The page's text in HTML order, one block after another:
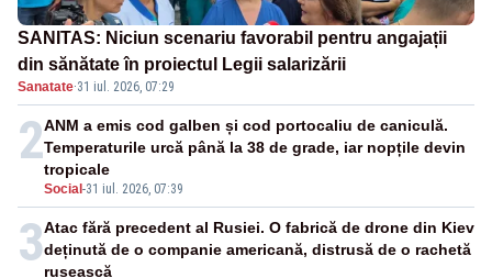
SANITAS: Niciun scenariu favorabil pentru angajații
din sănătate în proiectul Legii salarizării
Sanatate·31 iul. 2026, 07:29
2
Social -31 iul. 2026, 07:39
ANM a emis cod galben și cod portocaliu de caniculă.
Temperaturile urcă până la 38 de grade, iar nopțile devin
tropicale
3Atac fără precedent al Rusiei. O fabrică de drone din Kiev
deținută de o companie americană, distrusă de o rachetă
rusească